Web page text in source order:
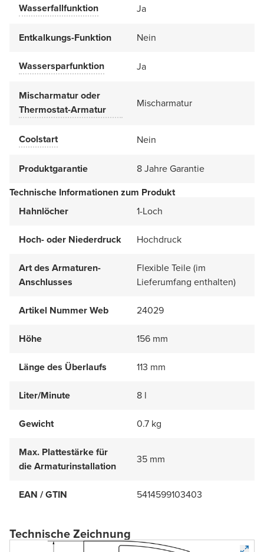
Wasserfallfunktion
Ja
Entkalkungs-Funktion Nein
Wassersparfunktion Ja
Mischarmatur oder
Thermostat-Armatur
Mischarmatur
Coolstart Nein
Produktgarantie
8 Jahre Garantie
Technische Informationen zum Produkt
Hahnlöcher
1-Loch
Hoch- oder Niederdruck Hochdruck
Art des Armaturen-
Anschlusses
Flexible Teile (im
Lieferumfang enthalten)
Artikel Nummer Web 24029
Höhe 156 mm
Länge des Überlaufs 113 mm
Liter/Minute 8 l
Gewicht 0.7 kg
Max. Plattestärke für
die Armaturinstallation
35 mm
EAN / GTIN 5414599103403
Technische Zeichnung